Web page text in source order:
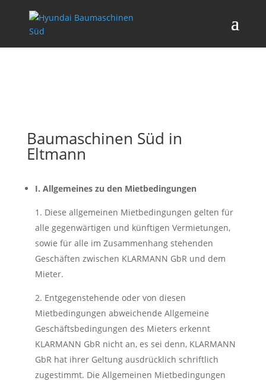
Baumaschinen Süd in
Eltmann
I. Allgemeines zu den Mietbedingungen
1. Diese allgemeinen Mietbedingungen gelten für
alle gegenwärtigen und künftigen Vermietungen,
sowie für alle im Zusammenhang stehenden
Geschäften zwischen KLARMANN GbR und dem
Mieter.
2. Entgegenstehende oder von diesen
Mietbedingungen abweichende Allgemeine
Geschäftsbedingungen des Mieters erkennt
KLARMANN GbR nicht an, es sei denn, KLARMANN
GbR hat ihrer Geltung ausdrücklich schriftlich
zugestimmt. Die Allgemeinen Mietbedingungen